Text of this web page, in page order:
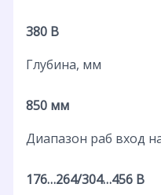
380 В
Глубина, мм
850 мм
Диапазон раб вход
176…264/304…456 В